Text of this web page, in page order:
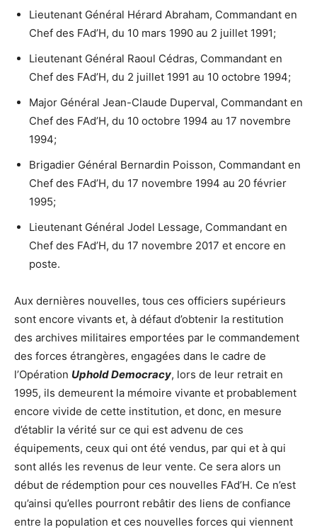
Lieutenant Général Hérard Abraham, Commandant en
Chef des FAd’H, du 10 mars 1990 au 2 juillet 1991;
Lieutenant Général Raoul Cédras, Commandant en
Chef des FAd’H, du 2 juillet 1991 au 10 octobre 1994;
Major Général Jean-Claude Duperval, Commandant en
Chef des FAd’H, du 10 octobre 1994 au 17 novembre
1994;
Brigadier Général Bernardin Poisson, Commandant en
Chef des FAd’H, du 17 novembre 1994 au 20 février
1995;
Lieutenant Général Jodel Lessage, Commandant en
Chef des FAd’H, du 17 novembre 2017 et encore en
poste.
Aux dernières nouvelles, tous ces officiers supérieurs
sont encore vivants et, à défaut d’obtenir la restitution
des archives militaires emportées par le commandement
des forces étrangères, engagées dans le cadre de
l’Opération Uphold Democracy, lors de leur retrait en
1995, ils demeurent la mémoire vivante et probablement
encore vivide de cette institution, et donc, en mesure
d’établir la vérité sur ce qui est advenu de ces
équipements, ceux qui ont été vendus, par qui et à qui
sont allés les revenus de leur vente. Ce sera alors un
début de rédemption pour ces nouvelles FAd’H. Ce n’est
qu’ainsi qu’elles pourront rebâtir des liens de confiance
entre la population et ces nouvelles forces qui viennent